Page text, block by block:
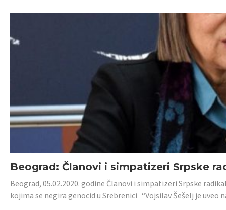
Beograd: Članovi i simpatizeri Srpske
Beograd, 05.02.2020. godine Članovi i simpatizeri Srpske
kojima se negira genocid u Srebrenici “Vojsilav Šešelj je uveo